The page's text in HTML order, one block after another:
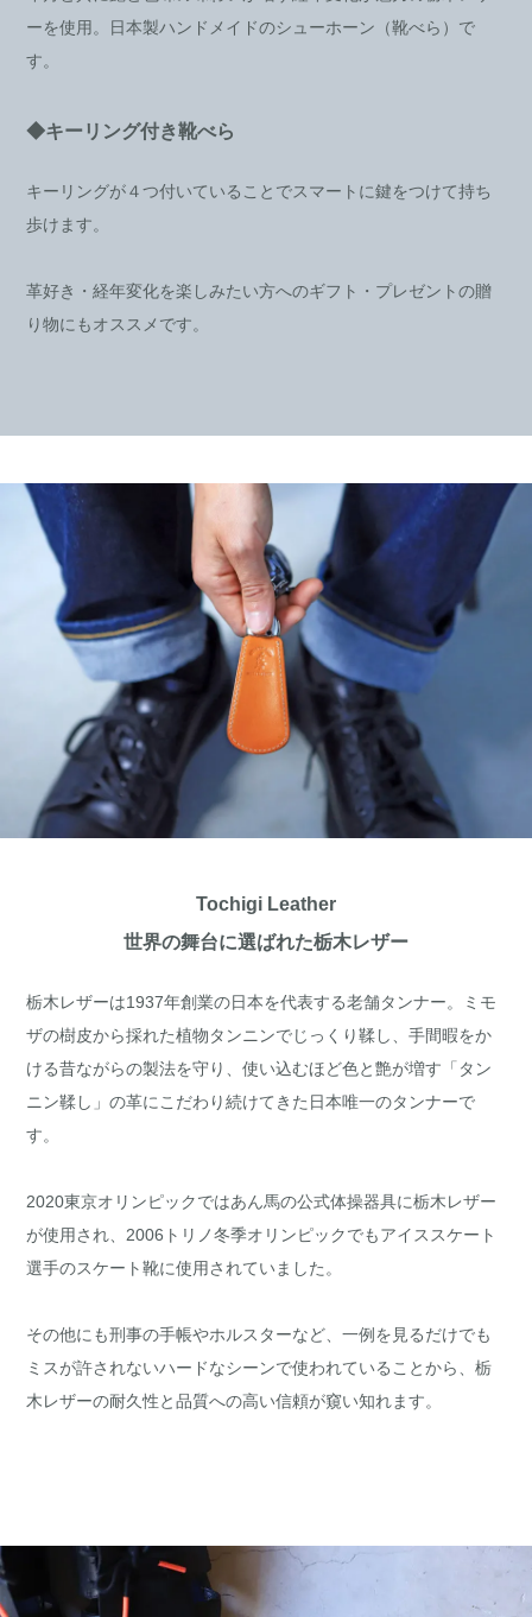
ーを使用。日本製ハンドメイドのシューホーン（靴べら）で
す。
◆キーリング付き靴べら
キーリングが４つ付いていることでスマートに鍵をつけて持ち
歩けます。
革好き・経年変化を楽しみたい方へのギフト・プレゼントの贈
り物にもオススメです。
Tochigi Leather
世界の舞台に選ばれた栃木レザー
栃木レザーは1937年創業の日本を代表する老舗タンナー。ミモ
ザの樹皮から採れた植物タンニンでじっくり鞣し、手間暇をか
ける昔ながらの製法を守り、使い込むほど色と艶が増す「タン
ニン鞣し」の革にこだわり続けてきた日本唯一のタンナーで
す。
2020東京オリンピックではあん馬の公式体操器具に栃木レザー
が使用され、2006トリノ冬季オリンピックでもアイススケート
選手のスケート靴に使用されていました。
その他にも刑事の手帳やホルスターなど、一例を見るだけでも
ミスが許されないハードなシーンで使われていることから、栃
木レザーの耐久性と品質への高い信頼が窺い知れます。